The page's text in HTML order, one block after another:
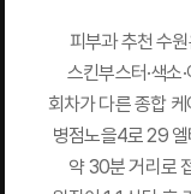
피부과 추천 수
스킨부스터·색소
회차가 다른 종합
병점노을4로 29 엘
약 30분 거리로